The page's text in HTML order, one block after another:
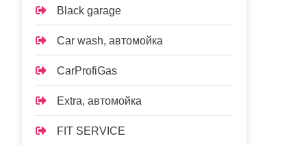
Black garage
Car wash, автомойка
CarProfiGas
Extra, автомойка
FIT SERVICE